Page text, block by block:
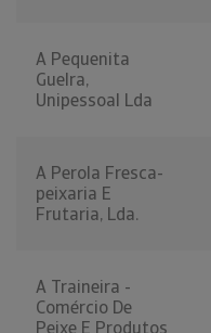
A Pequenita
Guelra,
Unipessoal Lda
A Perola Fresca-
peixaria E
Frutaria, Lda.
A Traineira -
Comércio De
Peixe E Produtos